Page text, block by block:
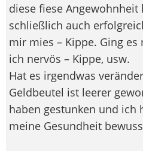
diese fiese
schließlich auch
mir mies – Kippe. Ging es
ich nervös – Kippe, usw.
Hat es irgendwas
Geldbeutel ist leerer
haben gestunken und ich
meine Gesundheit